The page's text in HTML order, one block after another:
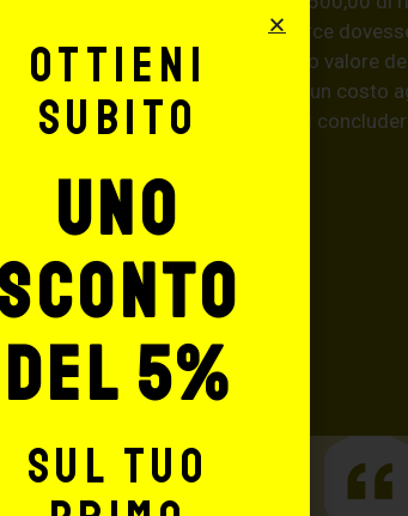
(in questo caso, se la merce
quest’ultimo risarcirà l’intero valore
rimborserà il destinatario) con un costo
del carrello, da richiedere prima di
Ottieni
subito
uno
del 5%
sul tuo